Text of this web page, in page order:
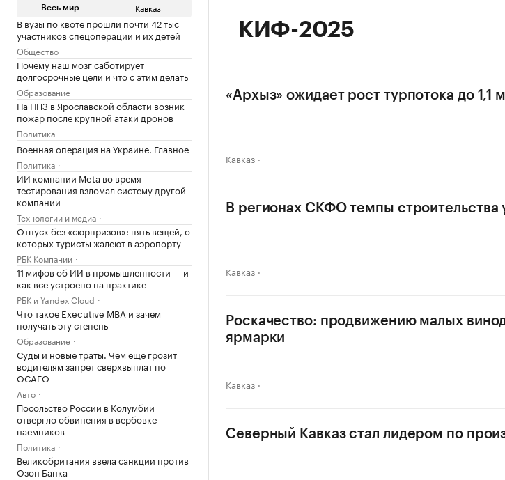
Весь мир Кавказ
В вузы по квоте прошли почти 42 тыс
участников спецоперации и их детей
Общество
Почему наш мозг саботирует
долгосрочные цели и что с этим делать
Образование
На НПЗ в Ярославской области возник
пожар после крупной атаки дронов
Политика
Военная операция на Украине. Главное
Политика
ИИ компании Meta во время
тестирования взломал систему другой
компании
Технологии и медиа
Отпуск без «сюрпризов»: пять вещей, о
которых туристы жалеют в аэропорту
РБК Компании
11 мифов об ИИ в промышленности — и
как все устроено на практике
РБК и Yandex Cloud
Что такое Executive MBA и зачем
получать эту степень
Образование
Суды и новые траты. Чем еще грозит
водителям запрет сверхвыплат по
ОСАГО
Авто
Посольство России в Колумбии
отвергло обвинения в вербовке
наемников
Политика
Великобритания ввела санкции против
Озон Банка
КИФ-2025
«Архыз» ожидает рост турпотока до 1,1
Кавказ
В регионах СКФО темпы строительства
Кавказ
Роскачество: продвижению малых
ярмарки
Кавказ
Северный Кавказ стал лидером по